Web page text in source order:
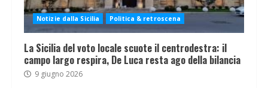
Notizie dalla Sicilia Politica & retroscena
La Sicilia del voto locale scuote il centrodestra: il
campo largo respira, De Luca resta ago della bilancia
9 giugno 2026